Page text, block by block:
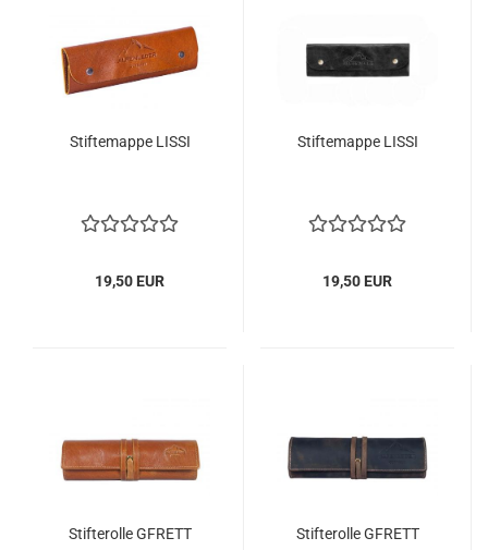
Stiftemappe LISSI
19,50 EUR
Stiftemappe LISSI
19,50 EUR
Stifterolle GFRETT Stifterolle GFRETT